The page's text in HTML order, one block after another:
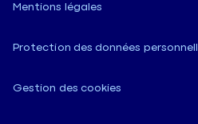
Mentions légales
Protection des données
Gestion des cookies